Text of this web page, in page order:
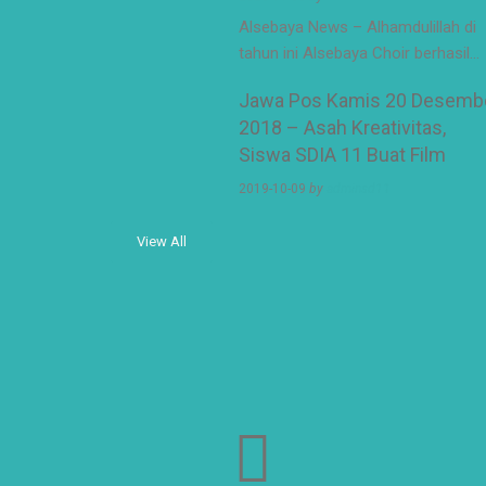
Alsebaya News – Alhamdulillah di
tahun ini Alsebaya Choir berhasil…
Jawa Pos Kamis 20
2018 – Asah Kreativitas,
Siswa SDIA 11 Buat Film
2019-10-09 by
View All